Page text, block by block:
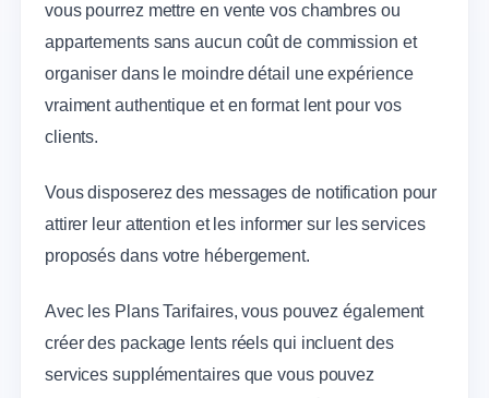
vous pourrez mettre en vente vos chambres ou
appartements sans aucun coût de commission et
organiser dans le moindre détail une expérience
vraiment authentique et en format lent pour vos
clients.
Vous disposerez des messages de notification pour
attirer leur attention et les informer sur les services
proposés dans votre hébergement.
Avec les Plans Tarifaires, vous pouvez également
créer des package lents réels qui incluent des
services supplémentaires que vous pouvez